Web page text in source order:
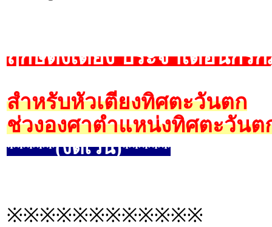
ฤกษ์ตั้งเตียง ประจำเดือนกร
สำหรับหัวเตียงทิศตะวันตก
ช่วงองศาตำแหน่งทิศตะวันต
*****(งดเว้น)*****
※※※※※※※※※※※※